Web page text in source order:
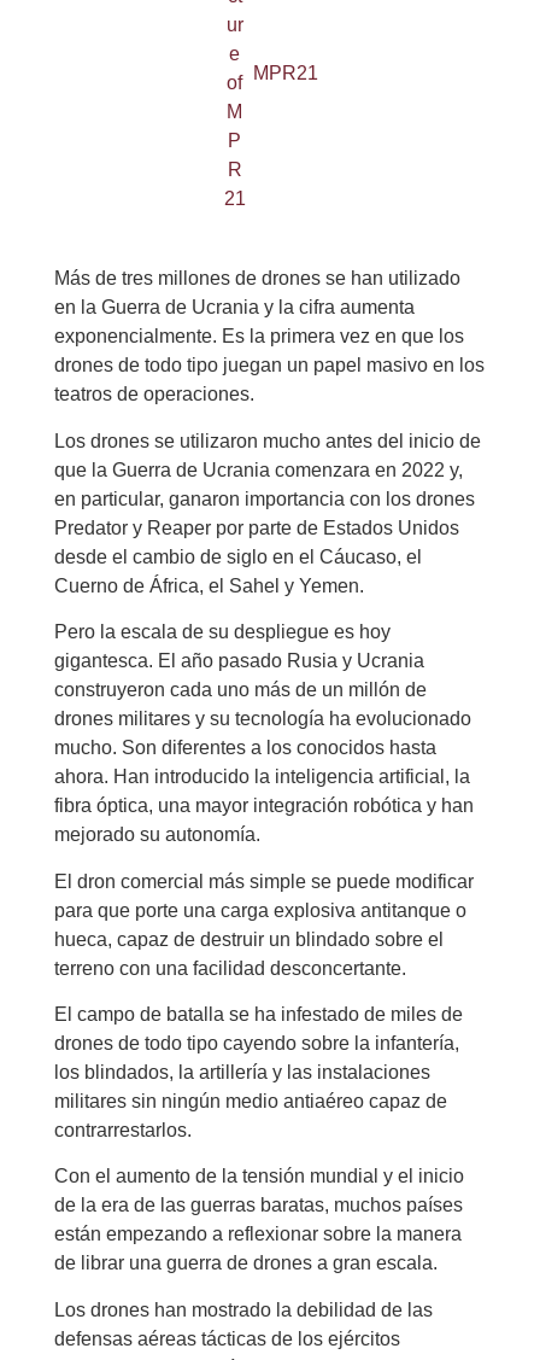
MPR21
Más de tres millones de drones se han utilizado
en la Guerra de Ucrania y la cifra aumenta
exponencialmente. Es la primera vez en que los
drones de todo tipo juegan un papel masivo en los
teatros de operaciones.
Los drones se utilizaron mucho antes del inicio de
que la Guerra de Ucrania comenzara en 2022 y,
en particular, ganaron importancia con los drones
Predator y Reaper por parte de Estados Unidos
desde el cambio de siglo en el Cáucaso, el
Cuerno de África, el Sahel y Yemen.
Pero la escala de su despliegue es hoy
gigantesca. El año pasado Rusia y Ucrania
construyeron cada uno más de un millón de
drones militares y su tecnología ha evolucionado
mucho. Son diferentes a los conocidos hasta
ahora. Han introducido la inteligencia artificial, la
fibra óptica, una mayor integración robótica y han
mejorado su autonomía.
El dron comercial más simple se puede modificar
para que porte una carga explosiva antitanque o
hueca, capaz de destruir un blindado sobre el
terreno con una facilidad desconcertante.
El campo de batalla se ha infestado de miles de
drones de todo tipo cayendo sobre la infantería,
los blindados, la artillería y las instalaciones
militares sin ningún medio antiaéreo capaz de
contrarrestarlos.
Con el aumento de la tensión mundial y el inicio
de la era de las guerras baratas, muchos países
están empezando a reflexionar sobre la manera
de librar una guerra de drones a gran escala.
Los drones han mostrado la debilidad de las
defensas aéreas tácticas de los ejércitos